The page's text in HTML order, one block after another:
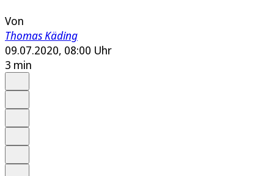
Von
Thomas Käding
09.07.2020, 08:00 Uhr
3 min